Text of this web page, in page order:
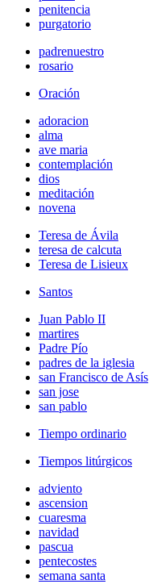
penitencia
purgatorio
padrenuestro
rosario
Oración
adoracion
alma
ave maria
contemplación
dios
meditación
novena
Teresa de Ávila
teresa de calcuta
Teresa de Lisieux
Santos
Juan Pablo II
martires
Padre Pío
padres de la iglesia
san Francisco de Asís
san jose
san pablo
Tiempo ordinario
Tiempos litúrgicos
adviento
ascension
cuaresma
navidad
pascua
pentecostes
semana santa